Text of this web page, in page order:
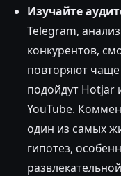
Изучайте
Telegram,
конкурентов,
повторяют чаще
подойдут Hotjar
YouTube.
один из самых
гипотез,